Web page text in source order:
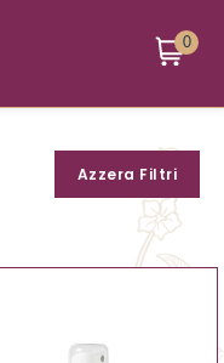
0
Azzera Filtri